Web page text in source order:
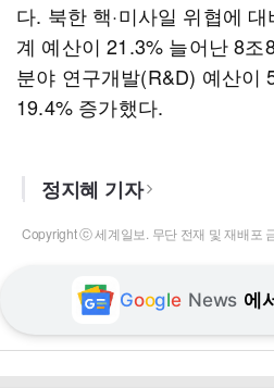
다. 북한 핵·미사일 위협에
계 예산이 21.3% 늘어난 8조
분야 연구개발(R&D) 예산이
19.4% 증가했다.
정지혜 기자
Copyright ⓒ 세계일보. 무단 전재 및 재배포
Google News 에